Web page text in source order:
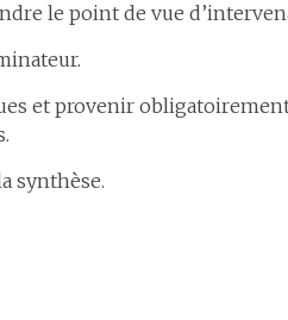
le point de vue
et provenir
synthèse.